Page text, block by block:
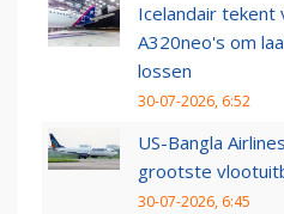
Icelandair tekent
A320neo's om
lossen
30-07-2026, 6:52
US-Bangla
grootste
30-07-2026, 6:45